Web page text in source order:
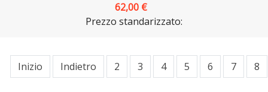
62,00 €
Prezzo standarizzato:
Inizio Indietro 2 3 4 5 6 7 8